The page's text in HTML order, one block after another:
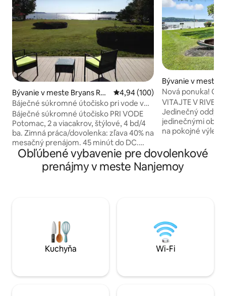
Bývanie v meste Bryans Roa
d
Priemerné ohodnotenie 4,94 z
4,94 (100)
Báječné súkromné útočisko pri vode v
Potomac
Báječné súkromné útočisko PRI VODE
Potomac, 2 a viacakrov, štýlové, 4 bd/4
ba. Zimná práca/dovolenka: zľava 40% na
mesačný prenájom. 45 minút do DC.
Park-and-ride dochádzajúci autobus
vzdialený 9 m. Verizon FIOS gigabitové
nádherné západy slnka. BEZBARIÉROVÝ
PRÍSTUP: VŠETKY 1 poschodie, 20 stôp
rampa od garáže. Zákaz fajčiť, žiadne
domáce zvieratá, žiadne podujatia ani
Bývanie v meste
Nová ponuka!
River Cottage
VITAJTE V RIVER
Jedinečný
jedinečnými
na pokojné výlety
výhľady, útulné
spoločné
spustite svoju loď
podujatia. Pri
budú účtovať
Obľúbené vybavenie pre dovolenkové
prenájmy v meste Nanjemoy
Kuchyňa Wi-Fi